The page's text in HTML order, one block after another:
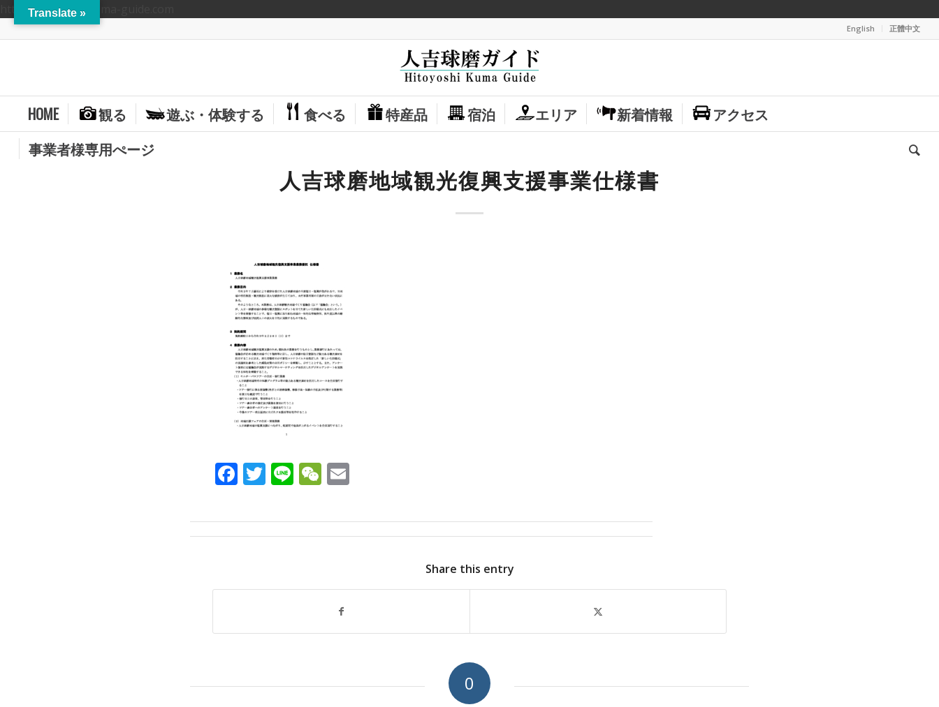
https://hitoyoshikuma-guide.com
English 正體中文
HOME 観る 遊ぶ・体験する 食べる 特産品 宿泊 エリア 新着情報
アクセス
事業者様専用ぺージ
人吉球磨地域観光復興支援事業仕様書
Facebook
Twitter
LineWeChat
Share this entry
0
Translate »